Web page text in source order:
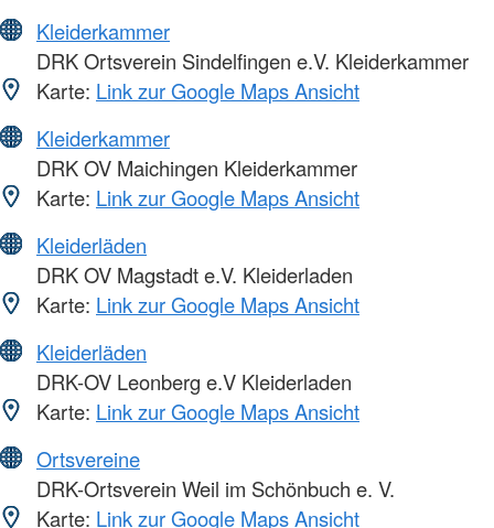
Kleiderkammer
DRK Ortsverein Sindelfingen e.V. Kleiderkammer
Karte: Link zur Google Maps Ansicht
Kleiderkammer
DRK OV Maichingen Kleiderkammer
Karte: Link zur Google Maps Ansicht
Kleiderläden
DRK OV Magstadt e.V. Kleiderladen
Karte: Link zur Google Maps Ansicht
Kleiderläden
DRK-OV Leonberg e.V Kleiderladen
Karte: Link zur Google Maps Ansicht
Ortsvereine
DRK-Ortsverein Weil im Schönbuch e. V.
Karte: Link zur Google Maps Ansicht